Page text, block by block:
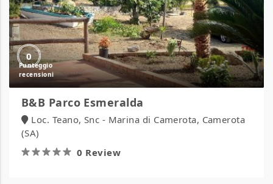
0
B&B Parco Esmeralda
Loc. Teano, Snc - Marina di Camerota, Camerota
(SA)
0 Review